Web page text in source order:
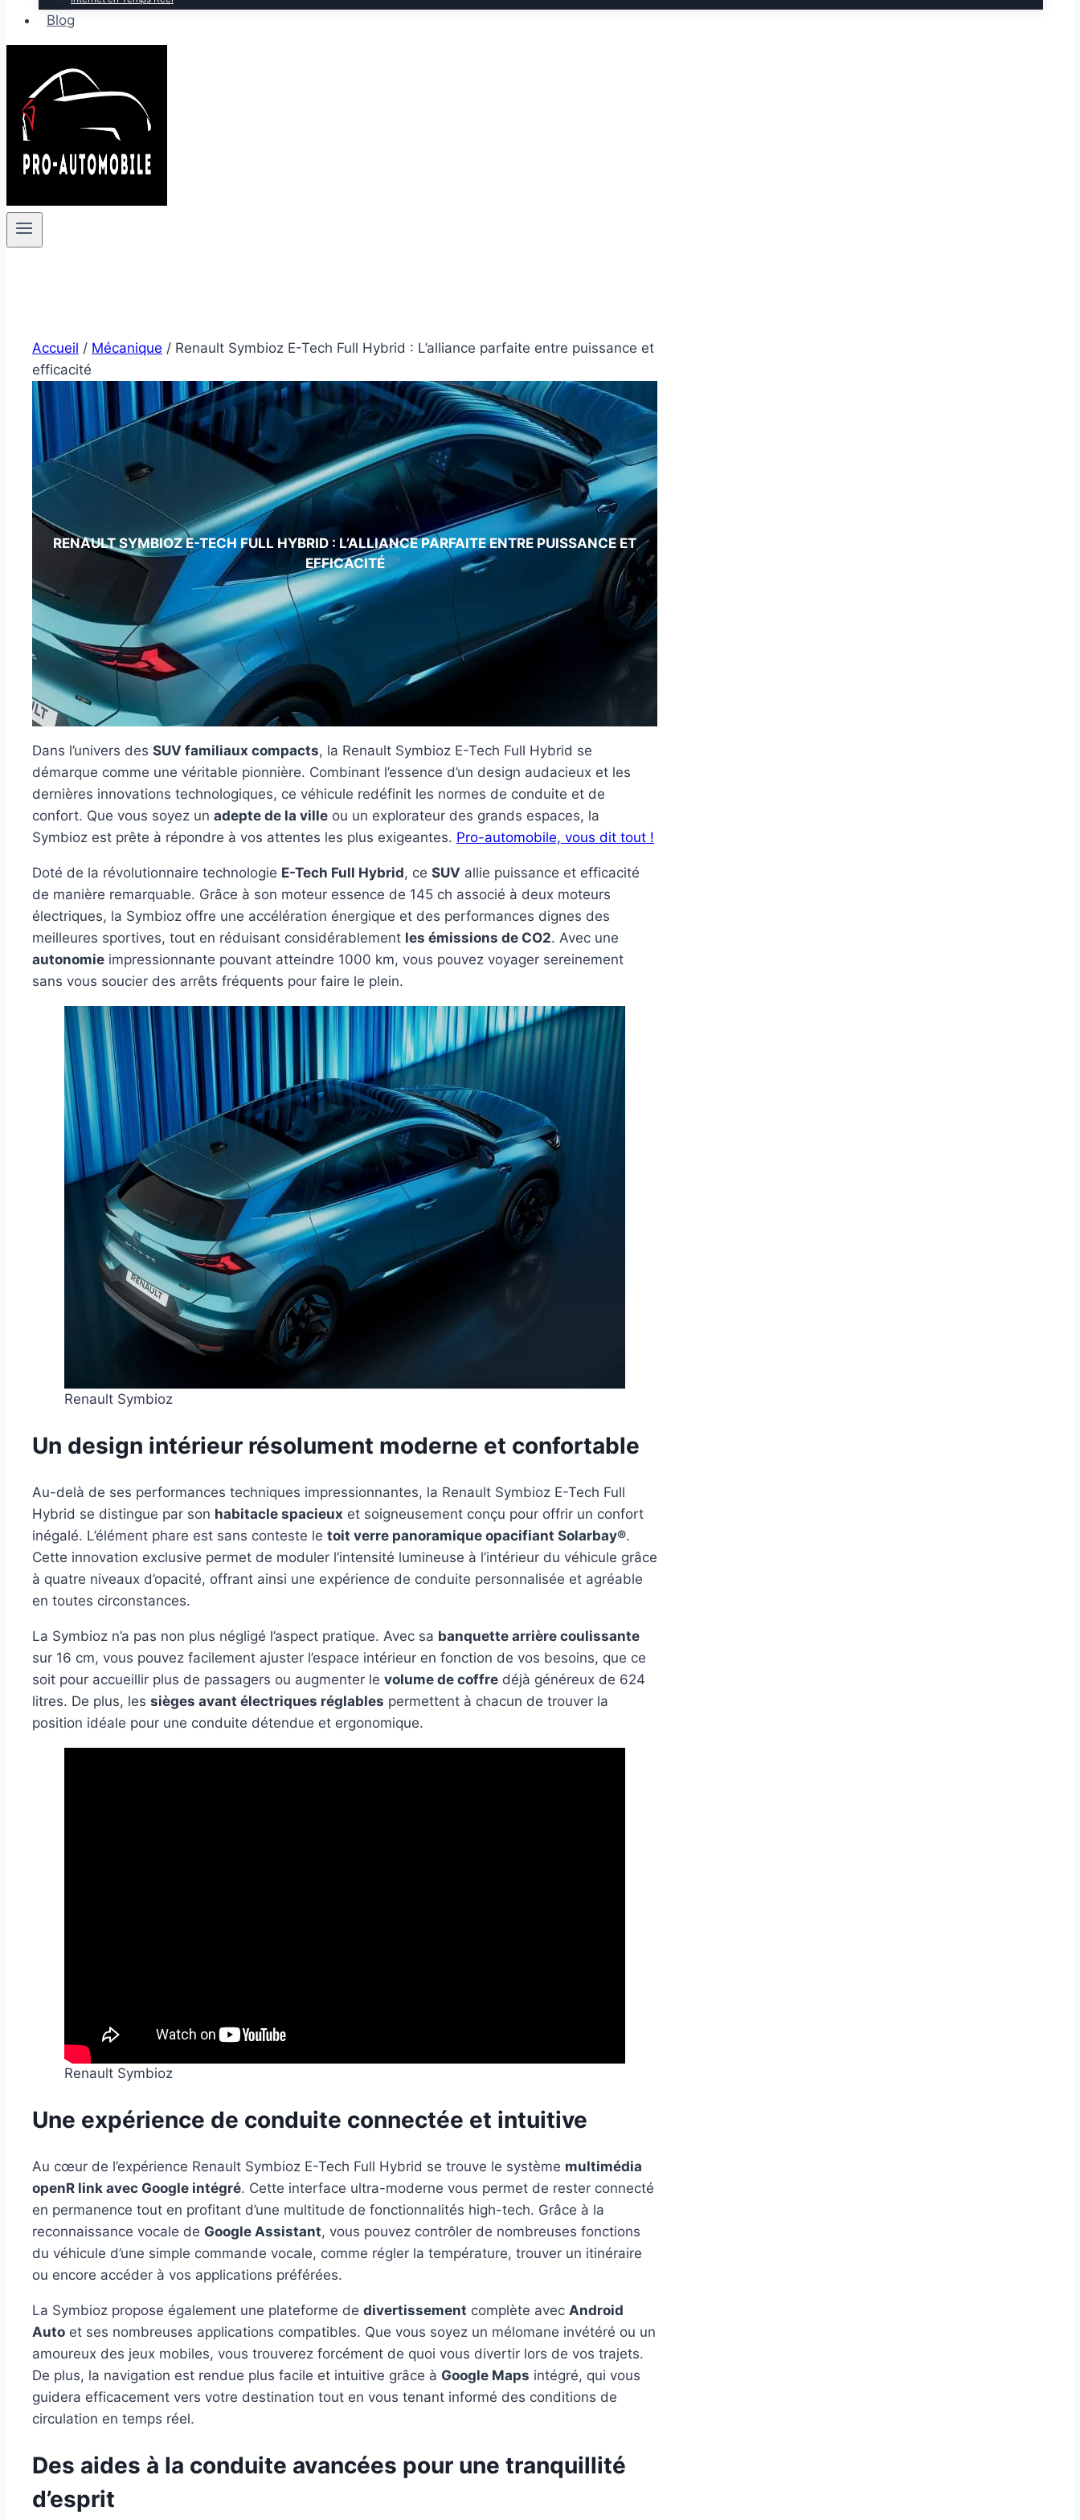
Blog
Accueil / Mécanique / Renault Symbioz E-Tech Full Hybrid : L’alliance parfaite entre puissance et
efficacité
RENAULT SYMBIOZ E-TECH FULL HYBRID : L’ALLIANCE PARFAITE ENTRE PUISSANCE ET
EFFICACITÉ
Dans l’univers des SUV familiaux compacts, la Renault Symbioz E-Tech Full Hybrid se
démarque comme une véritable pionnière. Combinant l’essence d’un design audacieux et les
dernières innovations technologiques, ce véhicule redéfinit les normes de conduite et de
confort. Que vous soyez un adepte de la ville ou un explorateur des grands espaces, la
Symbioz est prête à répondre à vos attentes les plus exigeantes. Pro-automobile, vous dit tout !
Doté de la révolutionnaire technologie E-Tech Full Hybrid, ce SUV allie puissance et efficacité
de manière remarquable. Grâce à son moteur essence de 145 ch associé à deux moteurs
électriques, la Symbioz offre une accélération énergique et des performances dignes des
meilleures sportives, tout en réduisant considérablement les émissions de CO2. Avec une
autonomie impressionnante pouvant atteindre 1000 km, vous pouvez voyager sereinement
sans vous soucier des arrêts fréquents pour faire le plein.
Renault Symbioz
Un design intérieur résolument moderne et confortable
Au-delà de ses performances techniques impressionnantes, la Renault Symbioz E-Tech Full
Hybrid se distingue par son habitacle spacieux et soigneusement conçu pour offrir un confort
inégalé. L’élément phare est sans conteste le toit verre panoramique opacifiant Solarbay®.
Cette innovation exclusive permet de moduler l’intensité lumineuse à l’intérieur du véhicule grâce
à quatre niveaux d’opacité, offrant ainsi une expérience de conduite personnalisée et agréable
en toutes circonstances.
La Symbioz n’a pas non plus négligé l’aspect pratique. Avec sa banquette arrière coulissante
sur 16 cm, vous pouvez facilement ajuster l’espace intérieur en fonction de vos besoins, que ce
soit pour accueillir plus de passagers ou augmenter le volume de coffre déjà généreux de 624
litres. De plus, les sièges avant électriques réglables permettent à chacun de trouver la
position idéale pour une conduite détendue et ergonomique.
Renault Symbioz
Une expérience de conduite connectée et intuitive
Au cœur de l’expérience Renault Symbioz E-Tech Full Hybrid se trouve le système multimédia
openR link avec Google intégré. Cette interface ultra-moderne vous permet de rester connecté
en permanence tout en profitant d’une multitude de fonctionnalités high-tech. Grâce à la
reconnaissance vocale de Google Assistant, vous pouvez contrôler de nombreuses fonctions
du véhicule d’une simple commande vocale, comme régler la température, trouver un itinéraire
ou encore accéder à vos applications préférées.
La Symbioz propose également une plateforme de divertissement complète avec Android
Auto et ses nombreuses applications compatibles. Que vous soyez un mélomane invétéré ou un
amoureux des jeux mobiles, vous trouverez forcément de quoi vous divertir lors de vos trajets.
De plus, la navigation est rendue plus facile et intuitive grâce à Google Maps intégré, qui vous
guidera efficacement vers votre destination tout en vous tenant informé des conditions de
circulation en temps réel.
Des aides à la conduite avancées pour une tranquillité
d’esprit